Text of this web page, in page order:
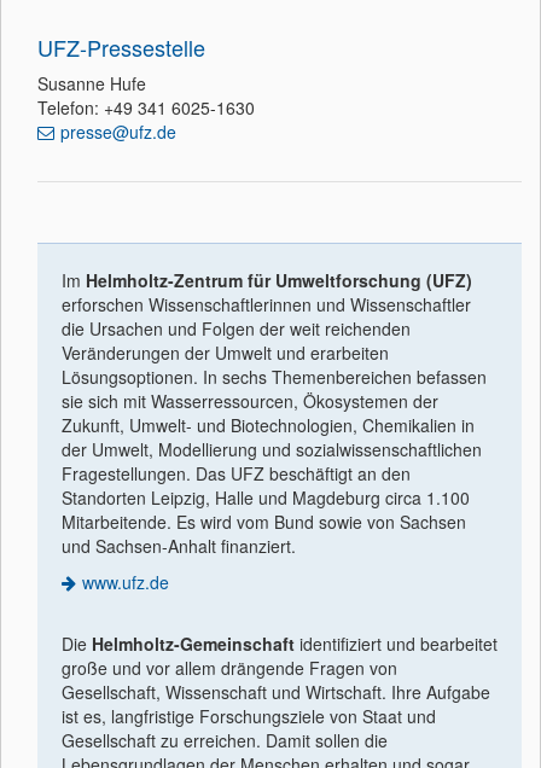
UFZ-Pressestelle
Susanne Hufe
Telefon: +49 341 6025-1630
presse@ufz.de
Im Helmholtz-Zentrum für Umweltforschung (UFZ)
erforschen Wissenschaftlerinnen und Wissenschaftler
die Ursachen und Folgen der weit reichenden
Veränderungen der Umwelt und erarbeiten
Lösungsoptionen. In sechs Themenbereichen befassen
sie sich mit Wasserressourcen, Ökosystemen der
Zukunft, Umwelt- und Biotechnologien, Chemikalien in
der Umwelt, Modellierung und sozialwissenschaftlichen
Fragestellungen. Das UFZ beschäftigt an den
Standorten Leipzig, Halle und Magdeburg circa 1.100
Mitarbeitende. Es wird vom Bund sowie von Sachsen
und Sachsen-Anhalt finanziert.
www.ufz.de
Die Helmholtz-Gemeinschaft identiﬁziert und bearbeitet
große und vor allem drängende Fragen von
Gesellschaft, Wissenschaft und Wirtschaft. Ihre Aufgabe
ist es, langfristige Forschungsziele von Staat und
Gesellschaft zu erreichen. Damit sollen die